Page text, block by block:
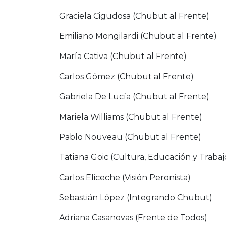
Graciela Cigudosa (Chubut al Frente)
Emiliano Mongilardi (Chubut al Frente)
María Cativa (Chubut al Frente)
Carlos Gómez (Chubut al Frente)
Gabriela De Lucía (Chubut al Frente)
Mariela Williams (Chubut al Frente)
Pablo Nouveau (Chubut al Frente)
Tatiana Goic (Cultura, Educación y
Carlos Eliceche (Visión Peronista)
Sebastián López (Integrando Chubut)
Adriana Casanovas (Frente de Todos)